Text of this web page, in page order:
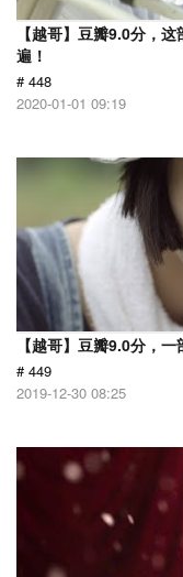
【越哥】豆瓣9.0分，
遍！
# 448
2020-01-01 09:19
【越哥】豆瓣9.0分，
# 449
2019-12-30 08:25